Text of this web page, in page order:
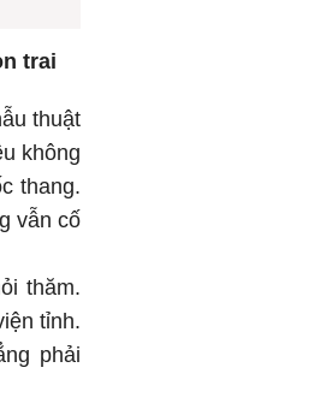
trai
thuật
không
thang.
vẫn cố
thăm.
tỉnh.
phải